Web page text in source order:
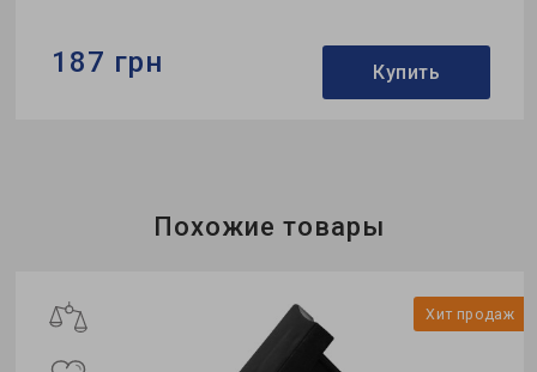
187 грн Купить
Тип монтажа:накладной
Похожие товары
Хит продаж